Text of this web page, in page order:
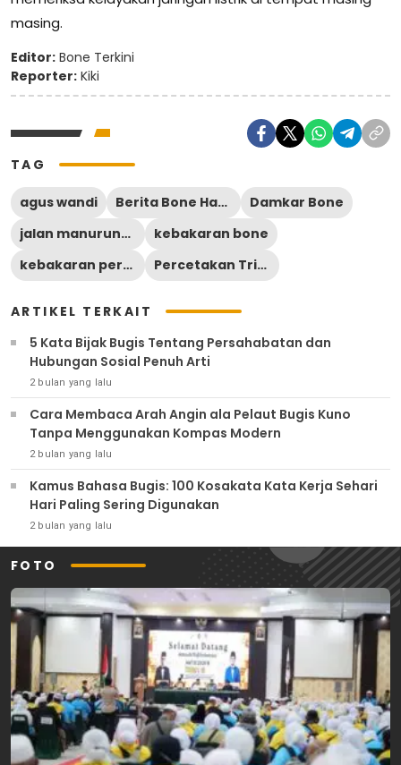
masing.
Editor: Bone Terkini
Reporter: Kiki
TAG
agus wandi Berita Bone Hari Ini
Damkar Bone
jalan manurunge watampone
kebakaran bone
kebakaran percetakan trias muda
Percetakan Trias Muda
ARTIKEL TERKAIT
5 Kata Bijak Bugis Tentang Persahabatan dan
Hubungan Sosial Penuh Arti
2 bulan yang lalu
Cara Membaca Arah Angin ala Pelaut Bugis Kuno
Tanpa Menggunakan Kompas Modern
2 bulan yang lalu
Kamus Bahasa Bugis: 100 Kosakata Kata Kerja Sehari
Hari Paling Sering Digunakan
2 bulan yang lalu
FOTO